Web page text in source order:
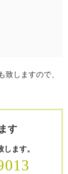
しますので、
す
ます。